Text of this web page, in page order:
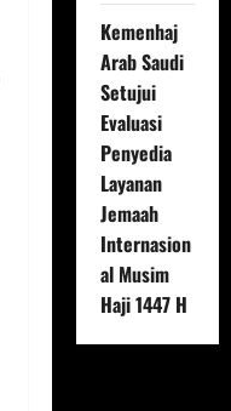
Kemenhaj
Arab Saudi
Setujui
Evaluasi
Penyedia
Layanan
Jemaah
Internasion
al Musim
Haji 1447 H